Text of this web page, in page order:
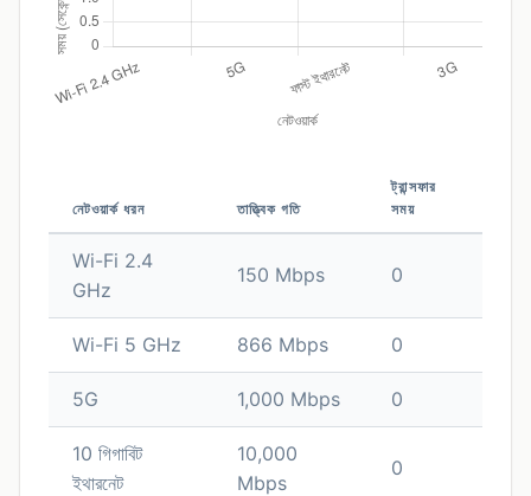
নেটওয়ার্ক ধরন তাত্ত্বিক গতি
ট্রান্সফার
সময়
Wi-Fi 2.4
GHz
150 Mbps 0
Wi-Fi 5 GHz 866 Mbps 0
5G 1,000 Mbps 0
10 গিগাবিট
ইথারনেট
10,000
Mbps
0